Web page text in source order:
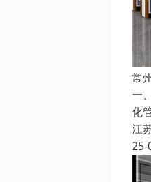
常
一
化
江
25-